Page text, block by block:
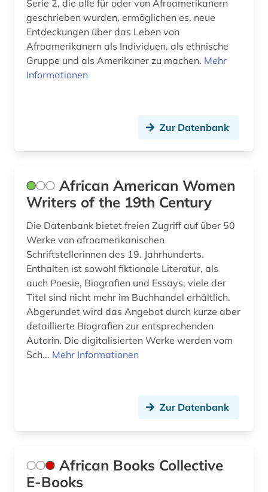
fotografie (2)
fotozeitschrift (1)
frauenarbeit (1)
frauenbewegung (3)
frauenbild (2)
frauenforschung (4)
frauengeschichte (2)
frauenliteratur (2)
frühe neuzeit (1)
Serie 2, die alle für oder von Afroamerikanern
geschrieben wurden, ermöglichen es, neue
Entdeckungen über das Leben von
Afroamerikanern als Individuen, als ethnische
Gruppe und als Amerikaner zu machen. Mehr
Informationen
Zur Datenbank
African American Women
Writers of the 19th Century
Die Datenbank bietet freien Zugriff auf über 50
Werke von afroamerikanischen
Schriftstellerinnen des 19. Jahrhunderts.
Enthalten ist sowohl fiktionale Literatur, als
auch Poesie, Biografien und Essays, viele der
Titel sind nicht mehr im Buchhandel erhältlich.
Abgerundet wird das Angebot durch kurze aber
detaillierte Biografien zur entsprechenden
Autorin. Die digitalisierten Werke werden vom
Sch... Mehr Informationen
Zur Datenbank
African Books Collective
E-Books